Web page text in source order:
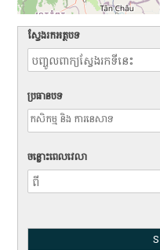
ស្វែងរកអត្ថបទ
ប្រធានបទ
ចន្លោះពេលវេលា